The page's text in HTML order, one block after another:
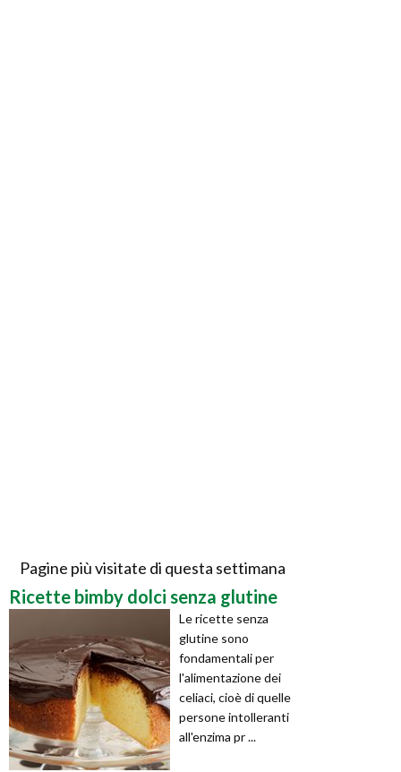
Pagine più visitate di questa settimana
Ricette bimby dolci senza glutine
Le ricette senza
glutine sono
fondamentali per
l'alimentazione dei
celiaci, cioè di quelle
persone intolleranti
all'enzima pr ...